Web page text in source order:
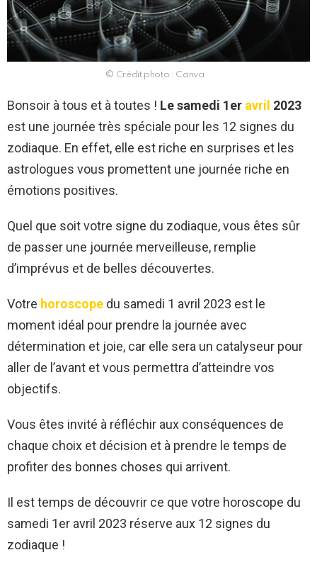
© Crédit photo : Canva
Bonsoir à tous et à toutes ! Le samedi 1er avril 2023
est une journée très spéciale pour les 12 signes du
zodiaque. En effet, elle est riche en surprises et les
astrologues vous promettent une journée riche en
émotions positives.
Quel que soit votre signe du zodiaque, vous êtes sûr
de passer une journée merveilleuse, remplie
d’imprévus et de belles découvertes.
Votre horoscope du samedi 1 avril 2023 est le
moment idéal pour prendre la journée avec
détermination et joie, car elle sera un catalyseur pour
aller de l’avant et vous permettra d’atteindre vos
objectifs.
Vous êtes invité à réfléchir aux conséquences de
chaque choix et décision et à prendre le temps de
profiter des bonnes choses qui arrivent.
Il est temps de découvrir ce que votre horoscope du
samedi 1er avril 2023 réserve aux 12 signes du
zodiaque !